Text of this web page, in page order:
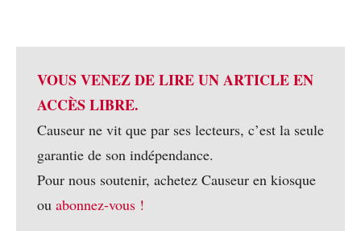
VOUS VENEZ DE LIRE UN ARTICLE EN
ACCÈS LIBRE.
Causeur ne vit que par ses lecteurs, c’est la seule
garantie de son indépendance.
Pour nous soutenir, achetez Causeur en kiosque
ou abonnez-vous !